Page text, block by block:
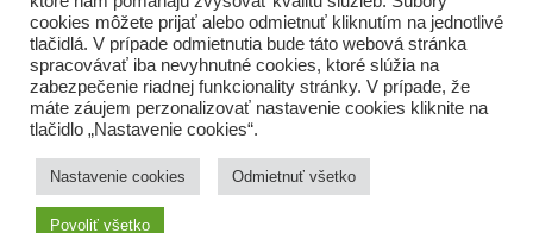
Domov O nás Kontakt Vydavateľ
Podmienky používania
Ochrana súkromia Štatút súťaží
Partneri
RSS Sitemap
cookies môžete prijať alebo odmietnuť kliknutím na jednotlivé
tlačidlá. V prípade odmietnutia bude táto webová stránka
spracovávať iba nevyhnutné cookies, ktoré slúžia na
zabezpečenie riadnej funkcionality stránky. V prípade, že
máte záujem perzonalizovať nastavenie cookies kliknite na
tlačidlo „Nastavenie cookies“.
Nastavenie cookies Odmietnuť všetko
Povoliť všetko